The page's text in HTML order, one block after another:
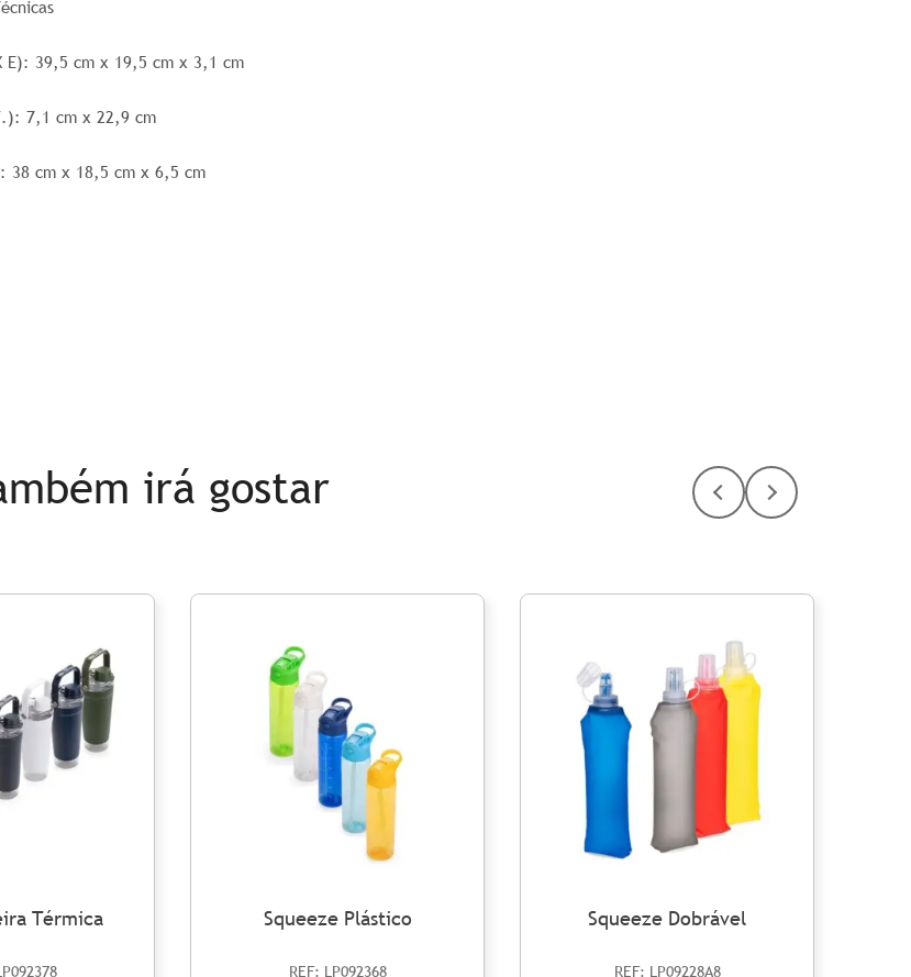
E): 39,5 cm x 19,5 cm x 3,1 cm
7,1 cm x 22,9 cm
38 cm x 18,5 cm x 6,5 cm
irá gostar
Térmica Squeeze Plástico
REF: LP092368
Squeeze Dobrável
REF: LP09228A8